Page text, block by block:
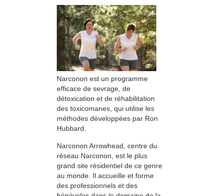
Narconon est un programme
efficace de sevrage, de
détoxication et de réhabilitation
des toxicomanes, qui utilise les
méthodes développées par Ron
Hubbard.
Narconon Arrowhead, centre du
réseau Narconon, est le plus
grand site résidentiel de ce genre
au monde. Il accueille et forme
des professionnels et des